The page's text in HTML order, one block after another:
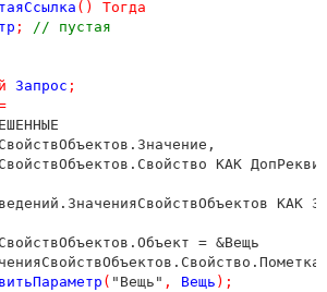
()
Тогда
;
// пустая
Запрос ;
КАК
КАК
= &Вещь
( "Вещь" , Вещь );